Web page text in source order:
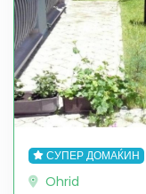
СУПЕР ДОМАЌИН
Ohrid